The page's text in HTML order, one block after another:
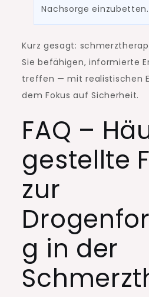
Nachsorge einzubetten.
Kurz gesagt:
Sie befähigen, informierte
treffen — mit realistischen
dem Fokus auf Sicherheit.
FAQ –
gestellte
zur
g in der